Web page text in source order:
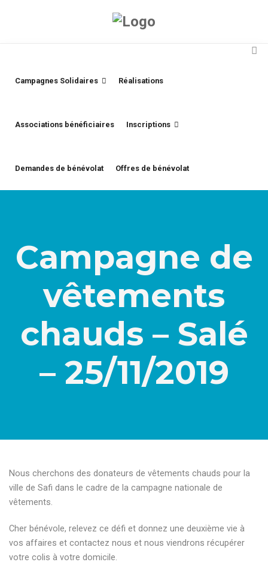
Campagnes Solidaires Réalisations
Associations bénéficiaires Inscriptions
Demandes de bénévolat Offres de bénévolat
Campagne de
vêtements
chauds – Salé
– 25/11/2019
Nous cherchons des donateurs de vêtements chauds pour la
ville de Safi dans le cadre de la campagne nationale de
vêtements.
Cher bénévole, relevez ce défi et donnez une deuxième vie à
vos affaires et contactez nous et nous viendrons récupérer
votre colis à votre domicile.